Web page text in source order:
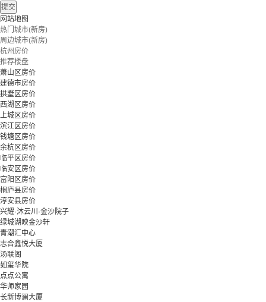
提交
网站地图
热门城市(新房)
周边城市(新房)
杭州房价
推荐楼盘
萧山区房价
建德市房价
拱墅区房价
西湖区房价
上城区房价
滨江区房价
钱塘区房价
余杭区房价
临平区房价
临安区房价
富阳区房价
桐庐县房价
淳安县房价
兴耀·沐云川·金沙院子
绿城湖映金沙轩
青潮汇中心
志合鑫悦大厦
汤联阁
如玺华院
点点公寓
华师家园
长新博澜大厦